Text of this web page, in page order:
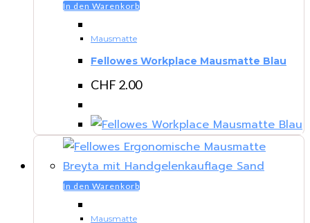
In den Warenkorb
Mausmatte
Fellowes Workplace Mausmatte Blau
CHF 2.00
In den Warenkorb
Mausmatte